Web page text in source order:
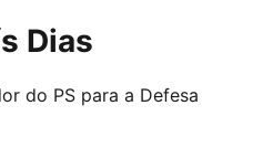
Dias
do PS para a Defesa